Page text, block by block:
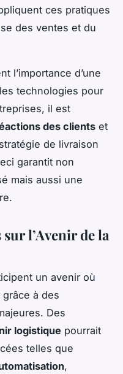
ces pratiques
des ventes et du
l’importance d’une
technologies pour
il est
des clients et
de livraison
garantit non
mais aussi une
l’Avenir de la
un avenir où
à des
Des
logistique pourrait
telles que
,